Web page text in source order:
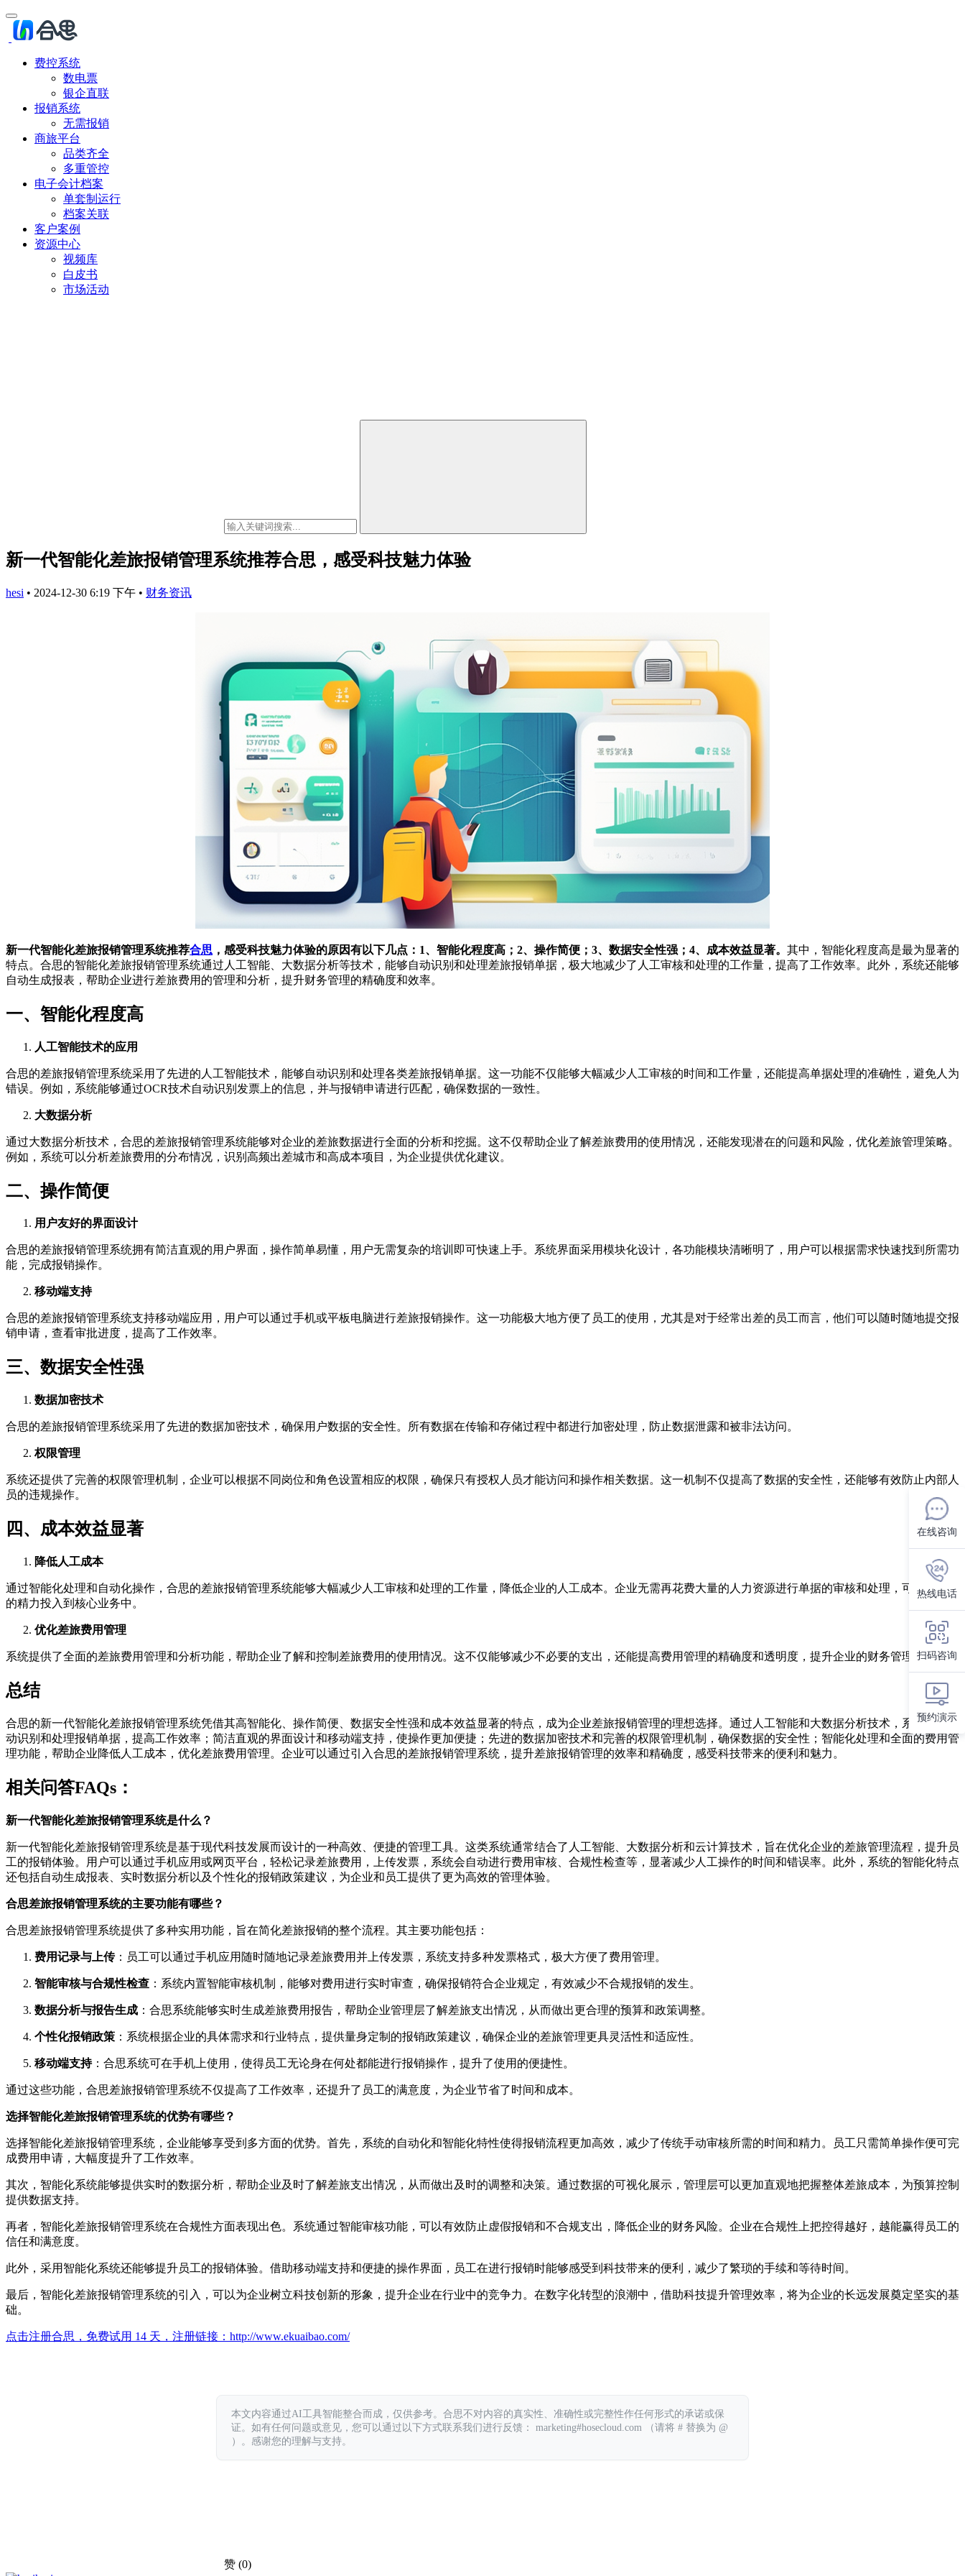
费控系统
数电票
银企直联
报销系统
无需报销
商旅平台
品类齐全
多重管控
电子会计档案
单套制运行
档案关联
客户案例
资源中心
视频库
白皮书
市场活动
新一代智能化差旅报销管理系统推荐合思，感受科技魅力体验
hesi • 2024-12-30 6:19 下午 • 财务资讯
新一代智能化差旅报销管理系统推荐合思 ，感受科技魅力体验的原因有以下几点：1、智能化程度高；2、操作简便；3、数据安全性强；4、成本效益显著。 其中，智能化程度高是最为显著的
特点。合思的智能化差旅报销管理系统通过人工智能、大数据分析等技术，能够自动识别和处理差旅报销单据，极大地减少了人工审核和处理的工作量，提高了工作效率。此外，系统还能够
自动生成报表，帮助企业进行差旅费用的管理和分析，提升财务管理的精确度和效率。
一、智能化程度高
人工智能技术的应用
合思的差旅报销管理系统采用了先进的人工智能技术，能够自动识别和处理各类差旅报销单据。这一功能不仅能够大幅减少人工审核的时间和工作量，还能提高单据处理的准确性，避免人为
错误。例如，系统能够通过OCR技术自动识别发票上的信息，并与报销申请进行匹配，确保数据的一致性。
大数据分析
通过大数据分析技术，合思的差旅报销管理系统能够对企业的差旅数据进行全面的分析和挖掘。这不仅帮助企业了解差旅费用的使用情况，还能发现潜在的问题和风险，优化差旅管理策略。
例如，系统可以分析差旅费用的分布情况，识别高频出差城市和高成本项目，为企业提供优化建议。
二、操作简便
用户友好的界面设计
合思的差旅报销管理系统拥有简洁直观的用户界面，操作简单易懂，用户无需复杂的培训即可快速上手。系统界面采用模块化设计，各功能模块清晰明了，用户可以根据需求快速找到所需功
能，完成报销操作。
移动端支持
合思的差旅报销管理系统支持移动端应用，用户可以通过手机或平板电脑进行差旅报销操作。这一功能极大地方便了员工的使用，尤其是对于经常出差的员工而言，他们可以随时随地提交报
销申请，查看审批进度，提高了工作效率。
三、数据安全性强
数据加密技术
合思的差旅报销管理系统采用了先进的数据加密技术，确保用户数据的安全性。所有数据在传输和存储过程中都进行加密处理，防止数据泄露和被非法访问。
权限管理
系统还提供了完善的权限管理机制，企业可以根据不同岗位和角色设置相应的权限，确保只有授权人员才能访问和操作相关数据。这一机制不仅提高了数据的安全性，还能够有效防止内部人
员的违规操作。
四、成本效益显著
降低人工成本
通过智能化处理和自动化操作，合思的差旅报销管理系统能够大幅减少人工审核和处理的工作量，降低企业的人工成本。企业无需再花费大量的人力资源进行单据的审核和处理，可以将更多
的精力投入到核心业务中。
优化差旅费用管理
系统提供了全面的差旅费用管理和分析功能，帮助企业了解和控制差旅费用的使用情况。这不仅能够减少不必要的支出，还能提高费用管理的精确度和透明度，提升企业的财务管理水平。
总结
合思的新一代智能化差旅报销管理系统凭借其高智能化、操作简便、数据安全性强和成本效益显著的特点，成为企业差旅报销管理的理想选择。通过人工智能和大数据分析技术，系统能够自
动识别和处理报销单据，提高工作效率；简洁直观的界面设计和移动端支持，使操作更加便捷；先进的数据加密技术和完善的权限管理机制，确保数据的安全性；智能化处理和全面的费用管
理功能，帮助企业降低人工成本，优化差旅费用管理。企业可以通过引入合思的差旅报销管理系统，提升差旅报销管理的效率和精确度，感受科技带来的便利和魅力。
相关问答FAQs：
新一代智能化差旅报销管理系统是什么？
新一代智能化差旅报销管理系统是基于现代科技发展而设计的一种高效、便捷的管理工具。这类系统通常结合了人工智能、大数据分析和云计算技术，旨在优化企业的差旅管理流程，提升员
工的报销体验。用户可以通过手机应用或网页平台，轻松记录差旅费用，上传发票，系统会自动进行费用审核、合规性检查等，显著减少人工操作的时间和错误率。此外，系统的智能化特点
还包括自动生成报表、实时数据分析以及个性化的报销政策建议，为企业和员工提供了更为高效的管理体验。
合思差旅报销管理系统的主要功能有哪些？
合思差旅报销管理系统提供了多种实用功能，旨在简化差旅报销的整个流程。其主要功能包括：
费用记录与上传：员工可以通过手机应用随时随地记录差旅费用并上传发票，系统支持多种发票格式，极大方便了费用管理。
智能审核与合规性检查 ：系统内置智能审核机制，能够对费用进行实时审查，确保报销符合企业规定，有效减少不合规报销的发生。
数据分析与报告生成 ：合思系统能够实时生成差旅费用报告，帮助企业管理层了解差旅支出情况，从而做出更合理的预算和政策调整。
个性化报销政策 ：系统根据企业的具体需求和行业特点，提供量身定制的报销政策建议，确保企业的差旅管理更具灵活性和适应性。
移动端支持：合思系统可在手机上使用，使得员工无论身在何处都能进行报销操作，提升了使用的便捷性。
通过这些功能，合思差旅报销管理系统不仅提高了工作效率，还提升了员工的满意度，为企业节省了时间和成本。
选择智能化差旅报销管理系统的优势有哪些？
选择智能化差旅报销管理系统，企业能够享受到多方面的优势。首先，系统的自动化和智能化特性使得报销流程更加高效，减少了传统手动审核所需的时间和精力。员工只需简单操作便可完
成费用申请，大幅度提升了工作效率。
其次，智能化系统能够提供实时的数据分析，帮助企业及时了解差旅支出情况，从而做出及时的调整和决策。通过数据的可视化展示，管理层可以更加直观地把握整体差旅成本，为预算控制
提供数据支持。
再者，智能化差旅报销管理系统在合规性方面表现出色。系统通过智能审核功能，可以有效防止虚假报销和不合规支出，降低企业的财务风险。企业在合规性上把控得越好，越能赢得员工的
信任和满意度。
此外，采用智能化系统还能够提升员工的报销体验。借助移动端支持和便捷的操作界面，员工在进行报销时能够感受到科技带来的便利，减少了繁琐的手续和等待时间。
最后，智能化差旅报销管理系统的引入，可以为企业树立科技创新的形象，提升企业在行业中的竞争力。在数字化转型的浪潮中，借助科技提升管理效率，将为企业的长远发展奠定坚实的基
础。
点击注册合思，免费试用 14 天，注册链接： http://www.ekuaibao.com/
本文内容通过AI工具智能整合而成，仅供参考。合思不对内容的真实性、准确性或完整性作任何形式的承诺或保
证。如有任何问题或意见，您可以通过以下方式联系我们进行反馈： marketing#hosecloud.com （请将 # 替换为 @
）。感谢您的理解与支持。
赞 (0)
在线咨询
热线电话
扫码咨询
预约演示